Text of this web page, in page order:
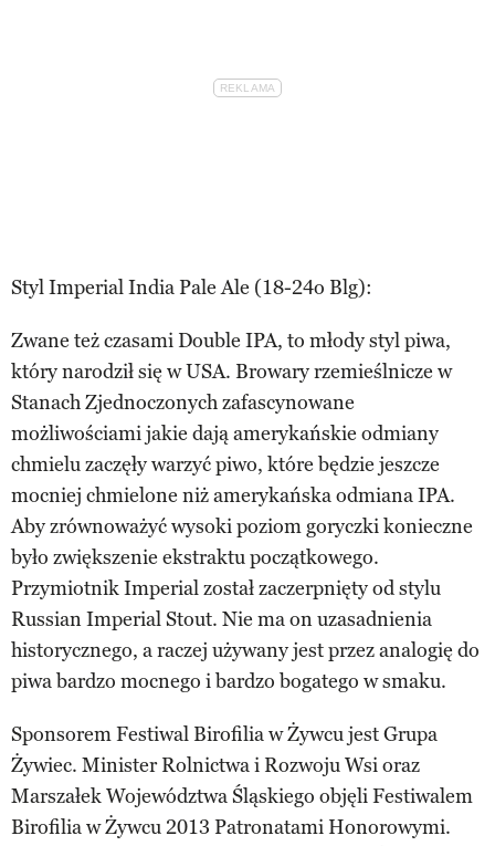
Styl Imperial India Pale Ale (18-24o Blg):
Zwane też czasami Double IPA, to młody styl piwa,
który narodził się w USA. Browary rzemieślnicze w
Stanach Zjednoczonych zafascynowane
możliwościami jakie dają amerykańskie odmiany
chmielu zaczęły warzyć piwo, które będzie jeszcze
mocniej chmielone niż amerykańska odmiana IPA.
Aby zrównoważyć wysoki poziom goryczki konieczne
było zwiększenie ekstraktu początkowego.
Przymiotnik Imperial został zaczerpnięty od stylu
Russian Imperial Stout. Nie ma on uzasadnienia
historycznego, a raczej używany jest przez analogię do
piwa bardzo mocnego i bardzo bogatego w smaku.
Sponsorem Festiwal Birofilia w Żywcu jest Grupa
Żywiec. Minister Rolnictwa i Rozwoju Wsi oraz
Marszałek Województwa Śląskiego objęli Festiwalem
Birofilia w Żywcu 2013 Patronatami Honorowymi.